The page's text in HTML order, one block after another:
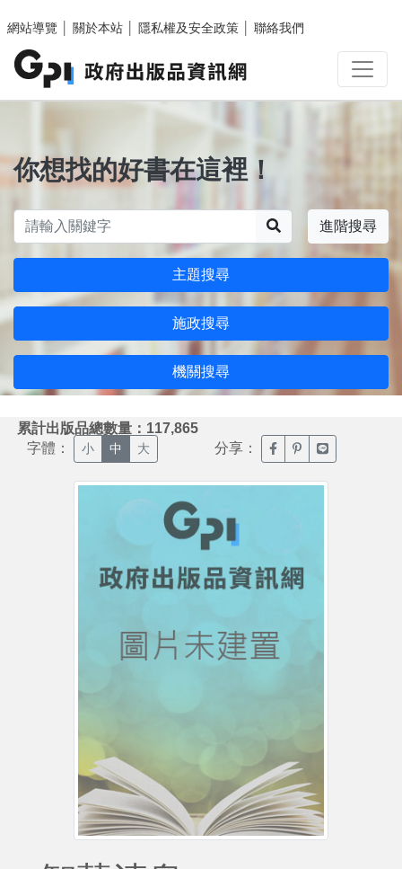
網站導覽
關於本站 隱私權及安全政策 聯絡我們
你想找的好書在這裡！
進階搜尋
主題搜尋
施政搜尋
機關搜尋
累計出版品總數量：117,865
字體： 小 中 大 分享： 臉書分享(另開新視窗)
噗浪分享(另開新
Line分享(另